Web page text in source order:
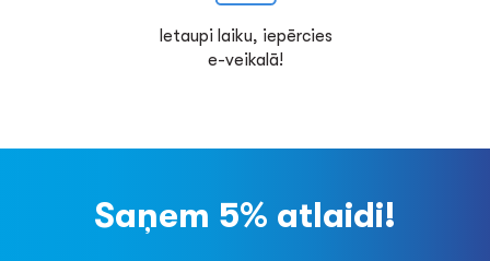
Ietaupi laiku, iepērcies
e-veikalā!
Saņem 5% atlaidi!